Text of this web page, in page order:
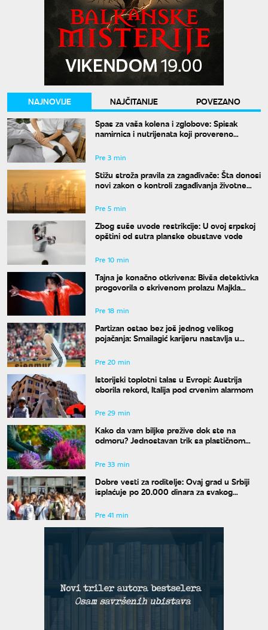
NAJNOVIJE NAJČITANIJE
POVEZANO
Spas za vaša kolena i zglobove: Spisak
namirnica i nutrijenata koji provereno
Pre 3 min
Stižu stroža pravila za zagađivače: Šta donosi
novi zakon o kontroli zagađivanja životne
Pre 5 min
Zbog suše uvode restrikcije: U ovoj srpskoj
opštini od sutra planske obustave vode
Pre 10 min
Tajna je konačno otkrivena: Bivša detektivka
progovorila o skrivenom prolazu Majkla
Pre 18 min
Partizan ostao bez još jednog velikog
pojačanja: Smailagić karijeru nastavlja u
Pre 20 min
Istorijski toplotni talas u Evropi: Austrija
oborila rekord, Italija pod crvenim alarmom
Pre 29 min
Kako da vam biljke prežive dok ste na
odmoru? Jednostavan trik sa plastičnom
Pre 33 min
Dobre vesti za roditelje: Ovaj grad u Srbiji
isplaćuje po 20.000 dinara za svakog
Pre 41 min